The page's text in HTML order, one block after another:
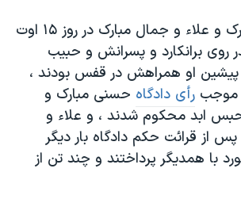
بار دوم حسنی مبارک و علاء و جمال مبارک در روز ۱۵ اوت
روی برانکارد و پسرانش و حبیب
پیشین او همراهش در قفس بودند ،
موجب رأی دادگاه حسنی مبارک و
ابد محکوم شدند ، و علاء و
از قرائت حکم دادگاه بار دیگر
با همدیگر پرداختند و چند تن از